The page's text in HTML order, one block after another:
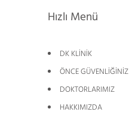
Hızlı Menü
DK KLİNİK
ÖNCE GÜVENLİĞİNİZ
DOKTORLARIMIZ
HAKKIMIZDA